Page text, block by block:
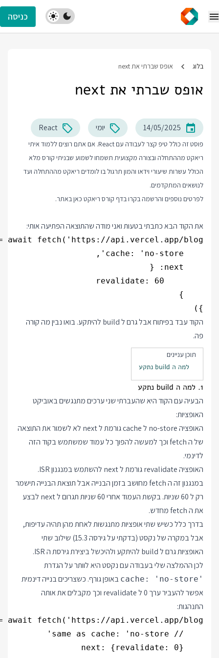
כניסה
בלוג אופס שברתי את next
אופס שברתי את next
14/05/2025 יומי React
פוסט זה כולל טיפ קצר לעבודה עם React. אם אתם רוצים ללמוד איתי
ריאקט מההתחלה ובצורה מקצועית תשמחו לשמוע שבניתי קורס מלא
הכולל עשרות שיעורי וידאו והמון תרגול בו לומדים ריאקט מההתחלה ועד
לנושאים המתקדמים.
לפרטים נוספים והרשמה בקרו בדף קורס ריאקט כאן באתר.
את הקוד הבא כתבתי בטעות ואני מודה שהתוצאה הפתיעה אותי:
})
הקוד עבד בפיתוח אבל גרם ל build להיתקע. בואו נבין מה קורה
פה.
תוכן עניינים
למה ה build נתקע
1. למה ה build נתקע
הבעיה עם הקוד היא שהעברתי שני ערכים מתנגשים באוביקט
האופציות:
האופציה no-store ל cache גורמת ל next לא לשמור את התוצאה
של ה fetch וכך למעשה להפוך כל עמוד שמשתמש בקוד הזה
לדינמי.
האופציה revalidate גורמת ל next להשתמש במנגנון ISR.
במנגנון זה ה fetch מחושב בזמן הבנייה אבל תוצאת הבנייה תישמר
רק ל 60 שניות. בקשת העמוד אחרי 60 שניות תגרום ל next לבצע
את ה fetch מחדש.
בדרך כלל כשיש שתי אופציות מתנגשות לאחת מהן תהיה עדיפות,
אבל במקרה של נקסט (בדקתי על גירסה 15.3) שילוב שתי
האופציות גרם ל build להיתקע ולהיכשל ביצירת גירסת ה ISR.
לכן ההמלצה שלי בעבודה עם נקסט היא לוותר על הגדרת
cache: 'no-store' באופן גורף. כשצריכים בנייה דינמית
אפשר להעביר ערך 0 ל revalidate וכך מקבלים את אותה
התנהגות: